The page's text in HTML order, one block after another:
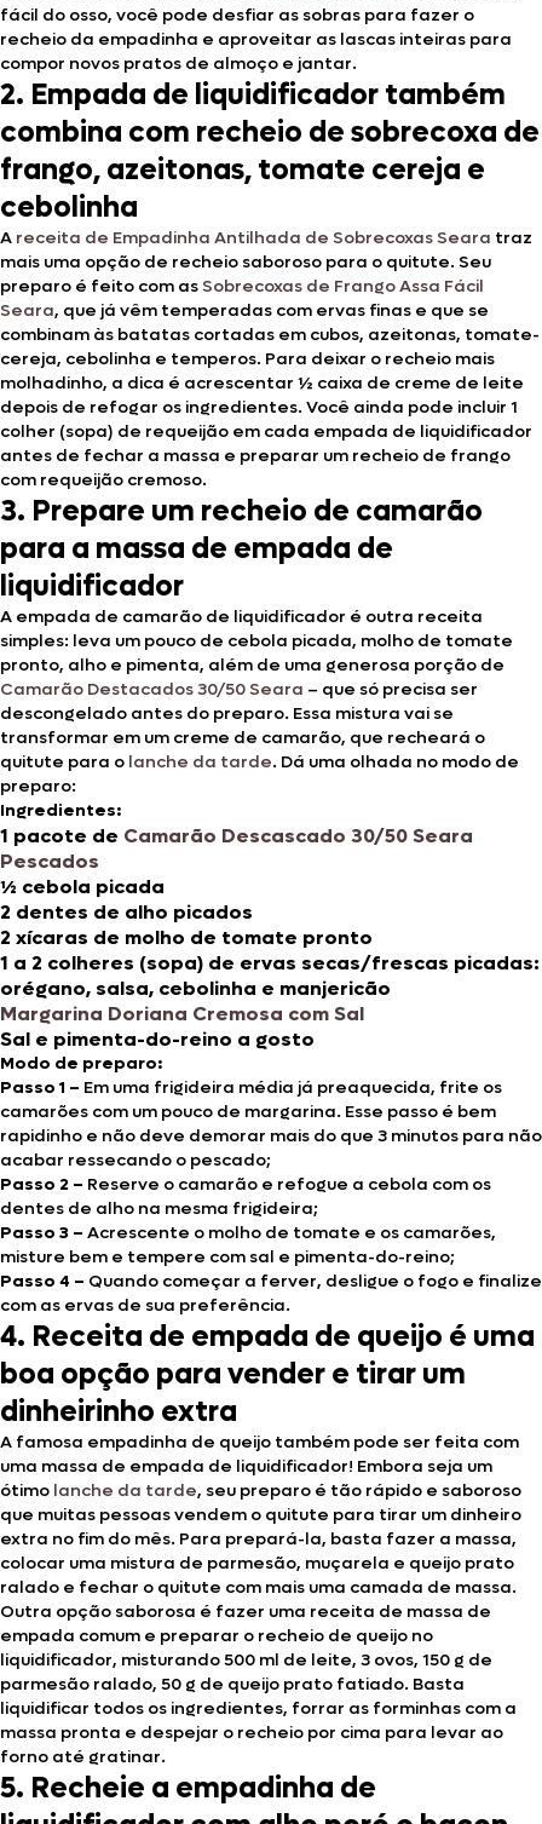
fácil do osso, você pode desfiar as sobras para fazer o
recheio da empadinha e aproveitar as lascas inteiras para
compor novos pratos de almoço e jantar.
2. Empada de liquidificador também
combina com recheio de sobrecoxa de
frango, azeitonas, tomate cereja e
cebolinha
A receita de Empadinha Antilhada de Sobrecoxas Seara traz
mais uma opção de recheio saboroso para o quitute. Seu
preparo é feito com as Sobrecoxas de Frango Assa Fácil
Seara, que já vêm temperadas com ervas finas e que se
combinam às batatas cortadas em cubos, azeitonas, tomate-
cereja, cebolinha e temperos. Para deixar o recheio mais
molhadinho, a dica é acrescentar ½ caixa de creme de leite
depois de refogar os ingredientes. Você ainda pode incluir 1
colher (sopa) de requeijão em cada empada de liquidificador
antes de fechar a massa e preparar um recheio de frango
com requeijão cremoso.
3. Prepare um recheio de camarão
para a massa de empada de
liquidificador
A empada de camarão de liquidificador é outra receita
simples: leva um pouco de cebola picada, molho de tomate
pronto, alho e pimenta, além de uma generosa porção de
Camarão Destacados 30/50 Seara – que só precisa ser
descongelado antes do preparo. Essa mistura vai se
transformar em um creme de camarão, que recheará o
quitute para o lanche da tarde. Dá uma olhada no modo de
preparo:
Ingredientes:
1 pacote de Camarão Descascado 30/50 Seara
Pescados
½ cebola picada
2 dentes de alho picados
2 xícaras de molho de tomate pronto
1 a 2 colheres (sopa) de ervas secas/frescas picadas:
orégano, salsa, cebolinha e manjericão
Margarina Doriana Cremosa com Sal
Sal e pimenta-do-reino a gosto
Modo de preparo:
Passo 1 – Em uma frigideira média já preaquecida, frite os
camarões com um pouco de margarina. Esse passo é bem
rapidinho e não deve demorar mais do que 3 minutos para não
acabar ressecando o pescado;
Passo 2 – Reserve o camarão e refogue a cebola com os
dentes de alho na mesma frigideira;
Passo 3 – Acrescente o molho de tomate e os camarões,
misture bem e tempere com sal e pimenta-do-reino;
Passo 4 – Quando começar a ferver, desligue o fogo e finalize
com as ervas de sua preferência.
4. Receita de empada de queijo é uma
boa opção para vender e tirar um
dinheirinho extra
A famosa empadinha de queijo também pode ser feita com
uma massa de empada de liquidificador! Embora seja um
ótimo lanche da tarde, seu preparo é tão rápido e saboroso
que muitas pessoas vendem o quitute para tirar um dinheiro
extra no fim do mês. Para prepará-la, basta fazer a massa,
colocar uma mistura de parmesão, muçarela e queijo prato
ralado e fechar o quitute com mais uma camada de massa.
Outra opção saborosa é fazer uma receita de massa de
empada comum e preparar o recheio de queijo no
liquidificador, misturando 500 ml de leite, 3 ovos, 150 g de
parmesão ralado, 50 g de queijo prato fatiado. Basta
liquidificar todos os ingredientes, forrar as forminhas com a
massa pronta e despejar o recheio por cima para levar ao
forno até gratinar.
5. Recheie a empadinha de